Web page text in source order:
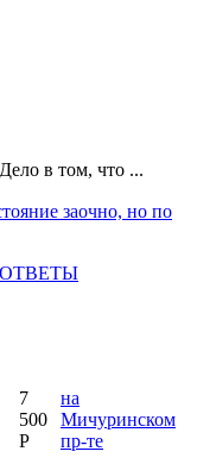
в том, что ...
заочно, но по
7
500
Р
на
Мичуринском
пр-те